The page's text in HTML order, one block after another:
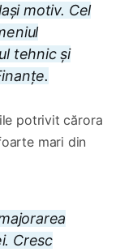
motiv. Cel
tehnic și
potrivit cărora
mari din
Cresc